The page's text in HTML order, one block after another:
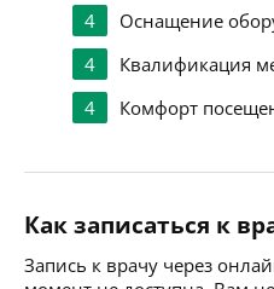
4
Оснащение
4
Квалификация
4
Комфорт
Как записаться к
Запись к врачу через